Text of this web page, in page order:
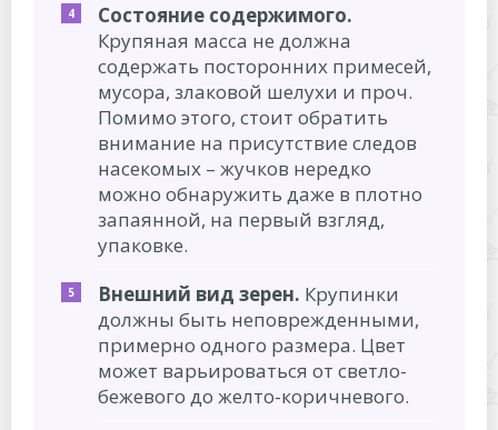
Состояние содержимого.
Крупяная масса не должна
содержать посторонних примесей,
мусора, злаковой шелухи и проч.
Помимо этого, стоит обратить
внимание на присутствие следов
насекомых – жучков нередко
можно обнаружить даже в плотно
запаянной, на первый взгляд,
упаковке.
Внешний вид зерен. Крупинки
должны быть неповрежденными,
примерно одного размера. Цвет
может варьироваться от светло-
бежевого до желто-коричневого.